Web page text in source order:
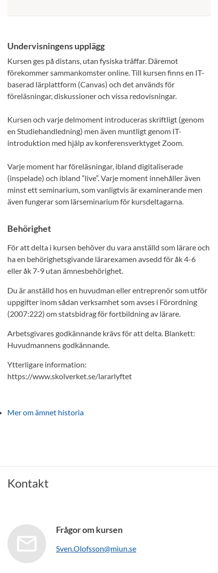
Undervisningens upplägg
Kursen ges på distans, utan fysiska träffar. Däremot
förekommer sammankomster online. Till kursen finns en IT-
baserad lärplattform (Canvas) och det används för
föreläsningar, diskussioner och vissa redovisningar.
Kursen och varje delmoment introduceras skriftligt (genom
en Studiehandledning) men även muntligt genom IT-
introduktion med hjälp av konferensverktyget Zoom.
Varje moment har föreläsningar, ibland digitaliserade
(inspelade) och ibland ”live”. Varje moment innehåller även
minst ett seminarium, som vanligtvis är examinerande men
även fungerar som lärseminarium för kursdeltagarna.
Behörighet
För att delta i kursen behöver du vara anställd som lärare och
ha en behörighetsgivande lärarexamen avsedd för åk 4-6
eller åk 7-9 utan ämnesbehörighet.
Du är anställd hos en huvudman eller entreprenör som utför
uppgifter inom sådan verksamhet som avses i Förordning
(2007:222) om statsbidrag för fortbildning av lärare.
Arbetsgivares godkännande krävs för att delta. Blankett:
Huvudmannens godkännande.
Ytterligare information:
https://www.skolverket.se/lararlyftet
Mer om ämnet historia
Kontakt
Frågor om kursen
Sven.Olofsson@miun.se